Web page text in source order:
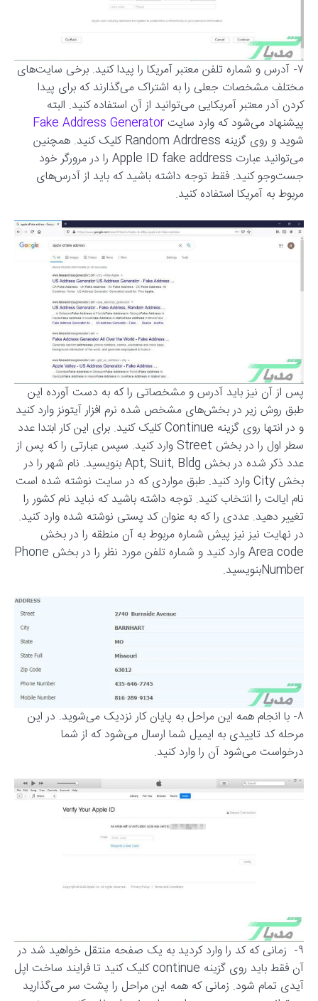
۷- آدرس و شماره تلفن معتبر آمریکا را پیدا کنید. برخی سایت‌های
مختلف مشخصات جعلی را به اشتراک می‌گذارند که برای پیدا
کردن آدر معتبر آمریکایی می‌توانید از آن استفاده کنید. البته
پیشنهاد می‌شود که وارد سایتFake Address Generator
شوید و روی گزینه Random Adrdress کلیک کنید. همچنین
می‌توانید عبارت Apple ID fake address را در مرورگر خود
جست‌وجو کنید. فقط توجه داشته باشید که باید از آدرس‌های
مربوط به آمریکا استفاده کنید.
پس از آن نیز باید آدرس و مشخصاتی را که به دست آورده‌ این
طبق روش زیر در بخش‌های مشخص شده نرم افزار آیتونز وارد کنید
و در انتها روی گزینه Continue کلیک کنید. برای این کار ابتدا عدد
سطر اول را در بخش Street وارد کنید. سپس عبارتی را که پس از
عدد ذکر شده در بخش Apt, Suit, Bldg بنویسید. نام شهر را در
بخش City وارد کنید. طبق مواردی که در سایت نوشته شده است
نام ایالت را انتخاب کنید. توجه داشته باشید که نباید نام کشور را
تغییر دهید. عددی را که به عنوان کد پستی نوشته شده وارد کنید.
در نهایت نیز نیز پیش شماره مربوط به آن منطقه را در بخش
Area code وارد کنید و شماره تلفن مورد نظر را در بخش Phone
Numberبنویسید.
۸- با انجام همه این مراحل به پایان کار نزدیک می‌شوید. در این
مرحله کد تاییدی به ایمیل شما ارسال می‌شود که از شما
درخواست می‌شود آن را وارد کنید.
۹- زمانی که کد را وارد کردید به یک صفحه منتقل خواهید شد در
آن فقط باید روی گزینه continue کلیک کنید تا فرایند ساخت اپل
آیدی تمام شود. زمانی که همه این مراحل را پشت سر می‌گذارید